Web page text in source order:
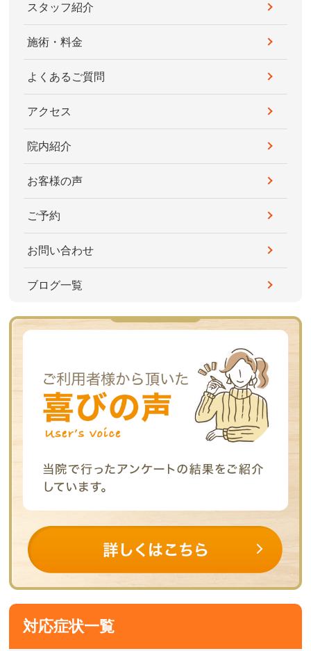
スタッフ紹介
施術・料金
よくあるご質問
アクセス
院内紹介
お客様の声
ご予約
お問い合わせ
ブログ一覧
対応症状一覧